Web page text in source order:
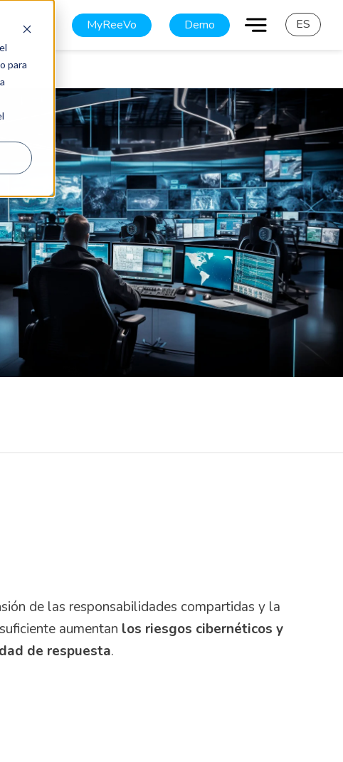
para
MyReeVo Demo ES
de las responsabilidades compartidas y la
aumentan los riesgos cibernéticos y
de respuesta.